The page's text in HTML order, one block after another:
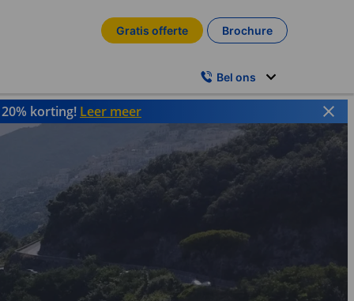
Gratis offerte Brochure
Bel ons
korting! Leer meer